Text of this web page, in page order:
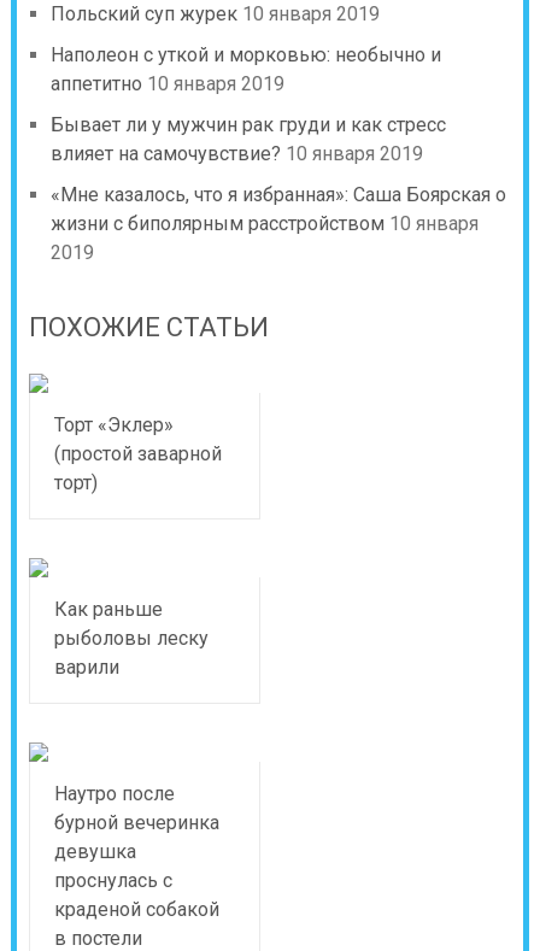
Польский суп журек 10 января 2019
Наполеон с уткой и морковью: необычно и
аппетитно 10 января 2019
Бывает ли у мужчин рак груди и как стресс
влияет на самочувствие? 10 января 2019
«Мне казалось, что я избранная»: Саша Боярская о
жизни с биполярным расстройством 10 января
2019
ПОХОЖИЕ СТАТЬИ
Торт «Эклер»
(простой заварной
торт)
Как раньше
рыболовы леску
варили
Наутро после
бурной вечеринка
девушка
проснулась с
краденой собакой
в постели